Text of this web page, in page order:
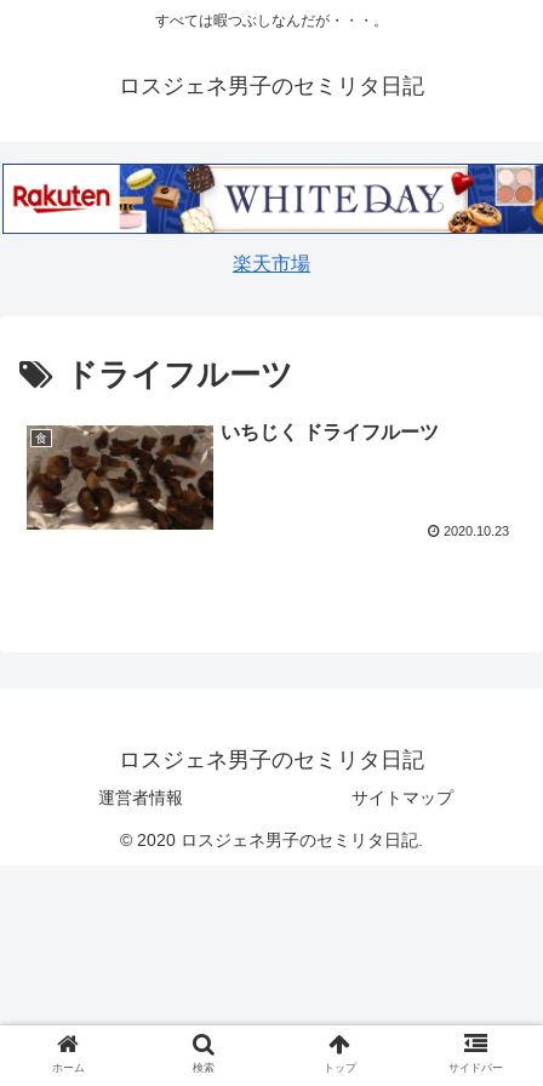
すべては暇つぶしなんだが・・・。
ロスジェネ男子のセミリタ日記
楽天市場
ドライフルーツ
食 いちじく ドライフルーツ
2020.10.23
ロスジェネ男子のセミリタ日記
運営者情報 サイトマップ
© 2020 ロスジェネ男子のセミリタ日記.
ホーム 検索 トップ サイドバー